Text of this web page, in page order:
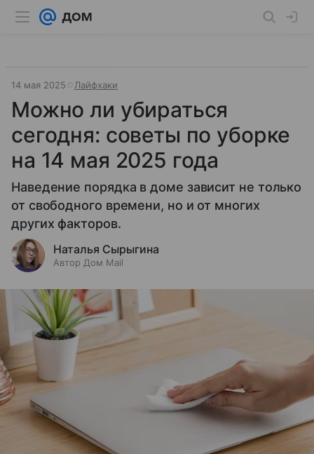
14 мая 2025 Лайфхаки
Можно ли убираться
сегодня: советы по уборке
на 14 мая 2025 года
Наведение порядка в доме зависит не только
от свободного времени, но и от многих
других факторов.
Наталья Сырыгина
Автор Дом Mail